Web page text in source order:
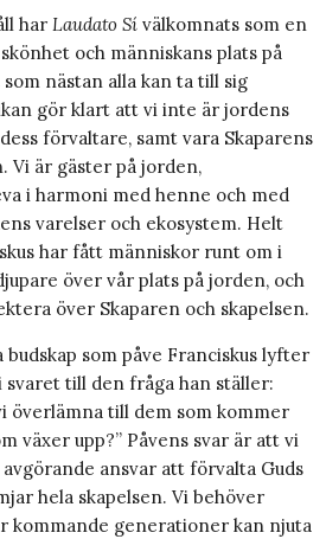
har Laudato Sí välkomnats som en
och människans plats på
nästan alla kan ta till sig
gör klart att vi inte är jordens
förvaltare, samt vara Skaparens
Vi är gäster på jorden,
i harmoni med henne och med
varelser och ekosystem. Helt
har fått människor runt om i
över vår plats på jorden, och
över Skaparen och skapelsen.
som påve Franciskus lyfter
svaret till den fråga han ställer:
överlämna till dem som kommer
växer upp?” Påvens svar är att vi
ansvar att förvalta Guds
hela skapelsen. Vi behöver
kommande generationer kan njuta